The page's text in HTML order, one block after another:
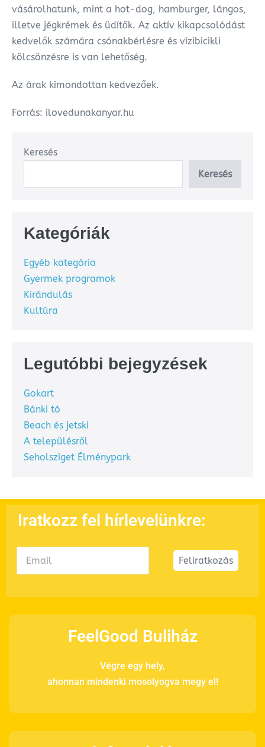
vásárolhatunk, mint a hot-dog, hamburger, lángos,
illetve jégkrémek és üdítők. Az aktív kikapcsolódást
kedvelők számára csónakbérlésre és vízibicikli
kölcsönzésre is van lehetőség.
Az árak kimondottan kedvezőek.
Forrás: ilovedunakanyar.hu
Keresés
Keresés
Kategóriák
Egyéb kategória
Gyermek programok
Kirándulás
Kultúra
Legutóbbi bejegyzések
Gokart
Bánki tó
Beach és jetski
A településről
Seholsziget Élménypark
Iratkozz fel hírlevelünkre:
Feliratkozás
FeelGood Buliház
Végre egy hely,
ahonnan mindenki mosolyogva megy el!